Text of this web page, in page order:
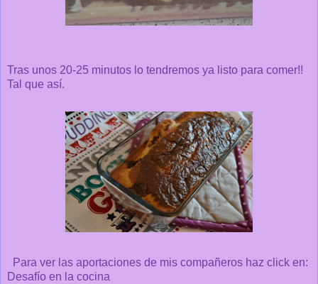
Tras unos 20-25 minutos lo tendremos ya listo para comer!!
Tal que así.
Para ver las aportaciones de mis compañeros haz click en:
Desafío en la cocina